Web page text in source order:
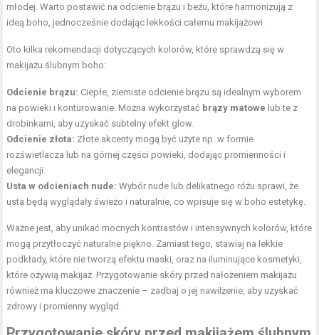
młodej. Warto postawić na odcienie brązu i beżu, które harmonizują z
ideą boho, jednocześnie dodając lekkości całemu makijażowi.
Oto kilka rekomendacji dotyczących kolorów, które sprawdzą się w
makijażu ślubnym boho:
Odcienie brązu: Ciepłe, ziemiste odcienie brązu są idealnym wyborem
na powieki i konturowanie. Można wykorzystać brązy matowe lub te z
drobinkami, aby uzyskać subtelny efekt glow.
Odcienie złota: Złote akcenty mogą być użyte np. w formie
rozświetlacza lub na górnej części powieki, dodając promienności i
elegancji.
Usta w odcieniach nude: Wybór nude lub delikatnego różu sprawi, że
usta będą wyglądały świeżo i naturalnie, co wpisuje się w boho estetykę.
Ważne jest, aby unikać mocnych kontrastów i intensywnych kolorów, które
mogą przytłoczyć naturalne piękno. Zamiast tego, stawiaj na lekkie
podkłady, które nie tworzą efektu maski, oraz na iluminujące kosmetyki,
które ożywią makijaż. Przygotowanie skóry przed nałożeniem makijażu
również ma kluczowe znaczenie – zadbaj o jej nawilżenie, aby uzyskać
zdrowy i promienny wygląd.